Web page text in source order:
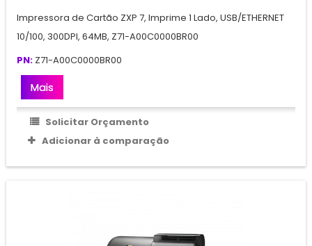
Impressora de Cartão ZXP 7, Imprime 1 Lado, USB/ETHERNET
10/100, 300DPI, 64MB, Z71-A00C0000BR00
PN: Z71-A00C0000BR00
Mais
Solicitar Orçamento
Adicionar à comparação